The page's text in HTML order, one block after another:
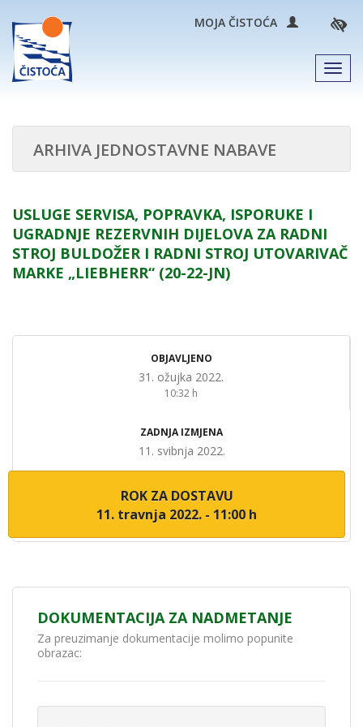
MOJA ČISTOĆA
ARHIVA JEDNOSTAVNE NABAVE
USLUGE SERVISA, POPRAVKA, ISPORUKE I
UGRADNJE REZERVNIH DIJELOVA ZA RADNI
STROJ BULDOŽER I RADNI STROJ UTOVARIVAČ
MARKE „LIEBHERR“ (20-22-JN)
OBJAVLJENO
31. ožujka 2022.
10:32 h
ZADNJA IZMJENA
11. svibnja 2022.
ROK ZA DOSTAVU
11. travnja 2022. - 11:00 h
DOKUMENTACIJA ZA NADMETANJE
Za preuzimanje dokumentacije molimo popunite
obrazac: